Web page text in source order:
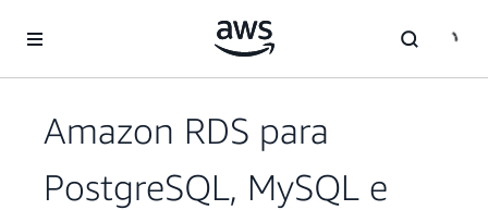
Pular para o conteúdo principal
Amazon RDS para
PostgreSQL, MySQL e